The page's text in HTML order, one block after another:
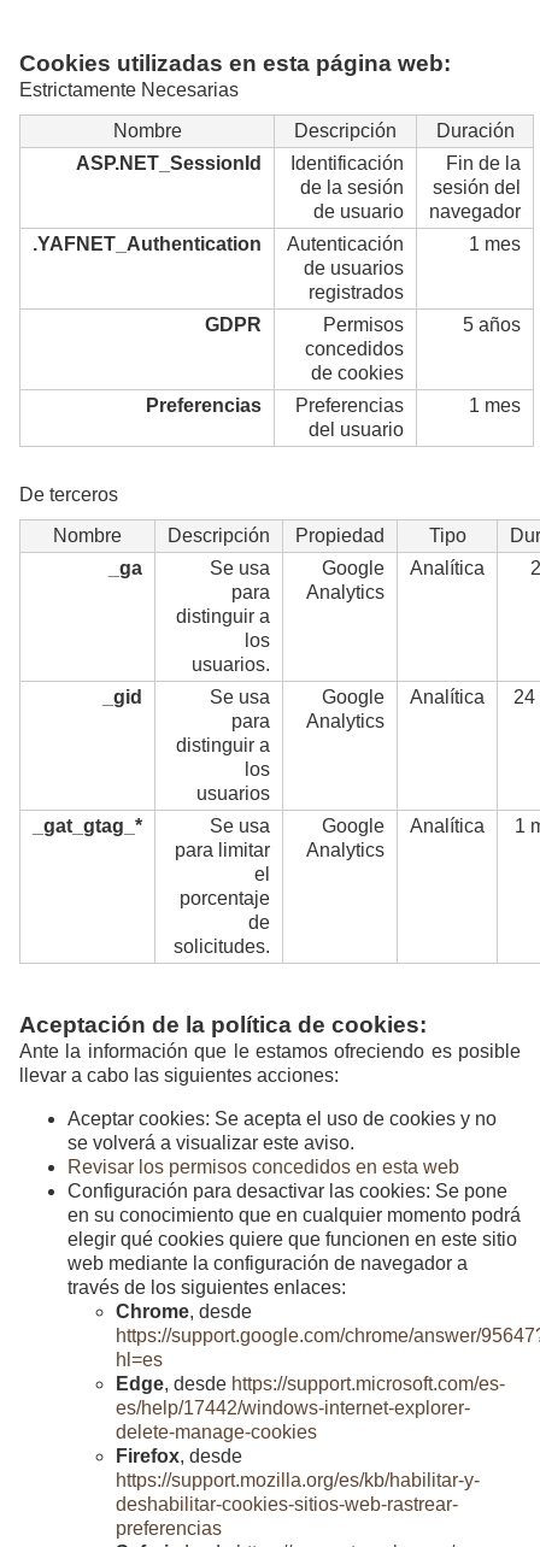
Cookies utilizadas en esta página web:
Estrictamente Necesarias
Nombre
Descripción
Duración
ASP.NET_SessionId
Identificación
de la sesión
de usuario
Fin de la
sesión del
navegador
.YAFNET_Authentication
Autenticación
de usuarios
registrados
1 mes
GDPR
Permisos
concedidos
de cookies
5 años
Preferencias
Preferencias
del usuario
1 mes
De terceros
Nombre
Descripción Propiedad Tipo
_ga
Se usa
para
distinguir a
los
usuarios.
Google
Analytics
Analítica
_gid
Se usa
para
distinguir a
los
usuarios
Google
Analytics
Analítica 24
_gat_gtag_*
Se usa
para limitar
el
porcentaje
de
solicitudes.
Google
Analytics
Analítica 1
Aceptación de la política de cookies:
Ante la información que le estamos ofreciendo es posible
llevar a cabo las siguientes acciones:
Aceptar cookies: Se acepta el uso de cookies y no
se volverá a visualizar este aviso.
Revisar los permisos concedidos en esta web
Configuración para desactivar las cookies: Se pone
en su conocimiento que en cualquier momento podrá
elegir qué cookies quiere que funcionen en este sitio
web mediante la configuración de navegador a
través de los siguientes enlaces:
Chrome, desde
https://support.google.com/chrome/answer/
hl=es
Edge, desde https://support.microsoft.com/es-
es/help/17442/windows-internet-explorer-
delete-manage-cookies
Firefox, desde
https://support.mozilla.org/es/kb/habilitar-y-
deshabilitar-cookies-sitios-web-rastrear-
preferencias